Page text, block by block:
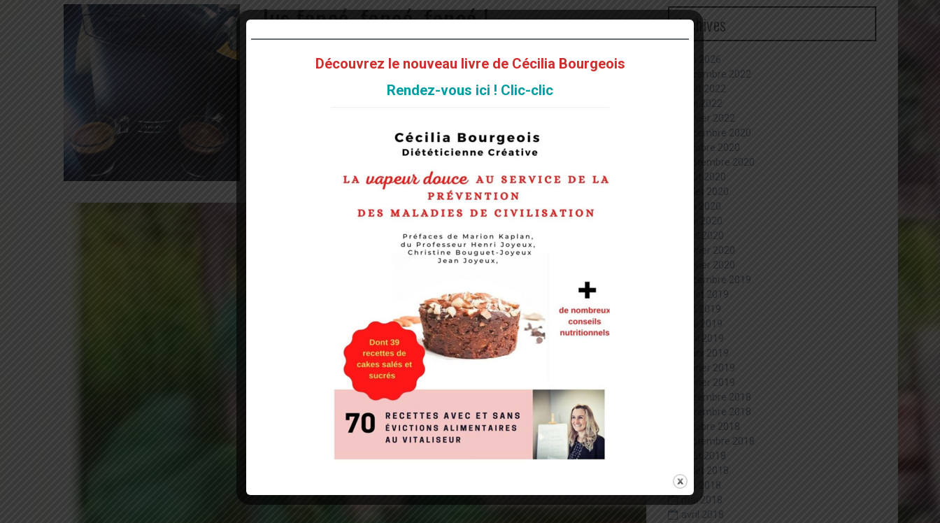
Jus foncé, foncé, foncé !
Blog,De 0 à 3 ans,Enfants de 3 à 10 ans,Espace recettes
Archives
juin 2026
décembre 2022
août 2022
mai 2022
janvier 2022
décembre 2020
octobre 2020
septembre 2020
août 2020
juillet 2020
juin 2020
mai 2020
avril 2020
février 2020
janvier 2020
décembre 2019
juillet 2019
juin 2019
mai 2019
avril 2019
mars 2019
février 2019
janvier 2019
décembre 2018
novembre 2018
octobre 2018
septembre 2018
août 2018
juillet 2018
juin 2018
mai 2018
avril 2018
Découvrez le nouveau livre de Cécilia Bourgeois
Rendez-vous ici ! Clic-clic